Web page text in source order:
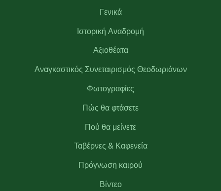
Γενικά
Ιστορική Αναδρομή
Αξιοθέατα
Αναγκαστικός Συνεταιρισμός Θεοδωριάνων
Φωτογραφίες
Πώς θα φτάσετε
Πού θα μείνετε
Ταβέρνες & Καφενεία
Πρόγνωση καιρού
Βίντεο